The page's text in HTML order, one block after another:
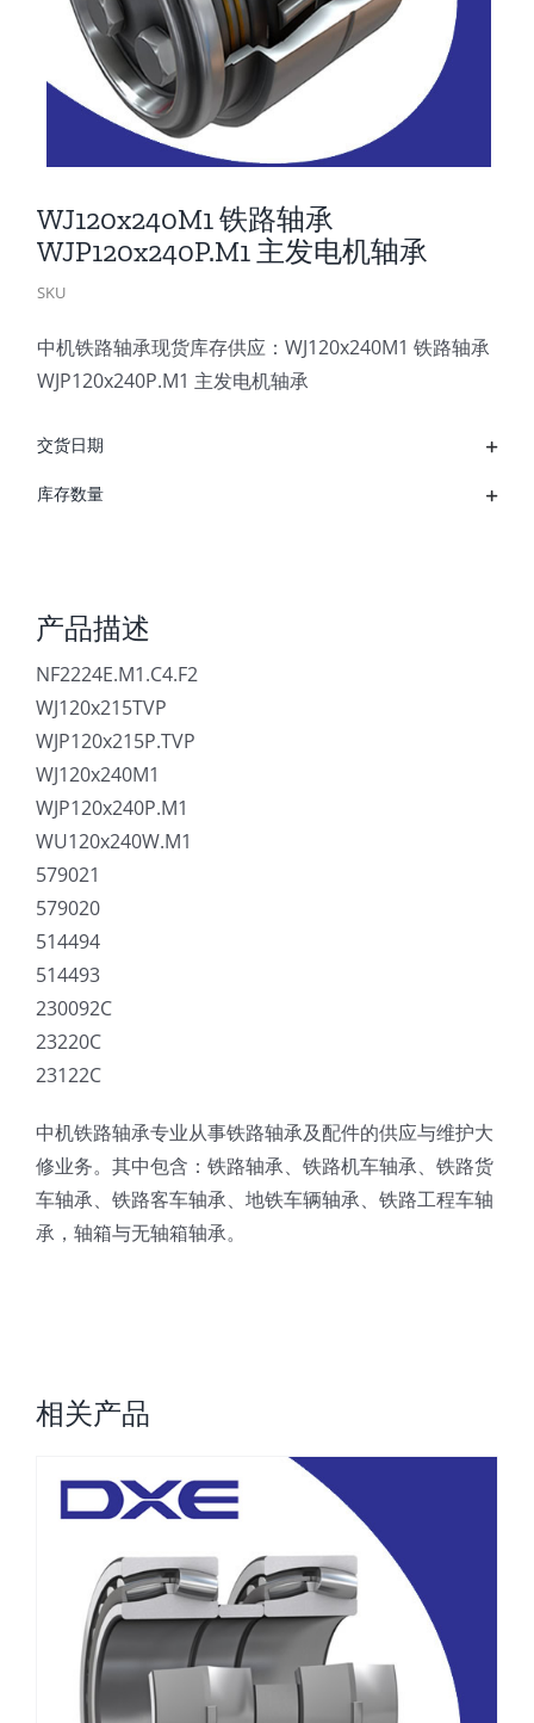
WJ120x240M1 铁路轴承
WJP120x240P.M1 主发电机轴承
SKU
中机铁路轴承现货库存供应：WJ120x240M1 铁路轴承
WJP120x240P.M1 主发电机轴承
交货日期
库存数量
产品描述
NF2224E.M1.C4.F2
WJ120x215TVP
WJP120x215P.TVP
WJ120x240M1
WJP120x240P.M1
WU120x240W.M1
579021
579020
514494
514493
230092C
23220C
23122C
中机铁路轴承专业从事铁路轴承及配件的供应与维护大
修业务。其中包含：铁路轴承、铁路机车轴承、铁路货
车轴承、铁路客车轴承、地铁车辆轴承、铁路工程车轴
承，轴箱与无轴箱轴承。
相关产品